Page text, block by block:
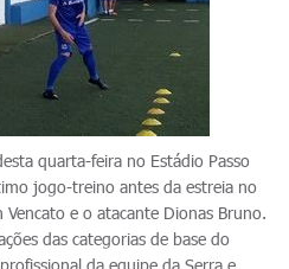
quarta-feira no Estádio Passo
jogo-treino antes da estreia no
Vencato e o atacante Dionas Bruno.
das categorias de base do
da equipe da Serra e